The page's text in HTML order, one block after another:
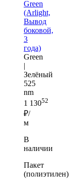
Green
(Arlight,
Вывод
боковой,
3
года)
Green
|
Зелёный
525
nm
1 13052
₽/
м
В
наличии
Пакет
(полиэтилен)